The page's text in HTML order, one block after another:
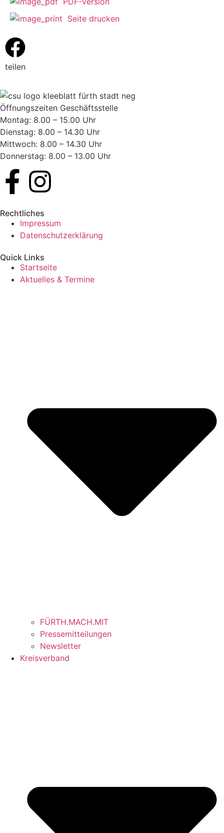
Seite drucken
teilen
Öffnungszeiten Geschäftsstelle
Montag: 8.00 – 15.00 Uhr
Dienstag: 8.00 – 14.30 Uhr
Mittwoch: 8.00 – 14.30 Uhr
Donnerstag: 8.00 – 13.00 Uhr
Rechtliches
Impressum
Datenschutzerklärung
Quick Links
Startseite
Aktuelles & Termine
FÜRTH.MACH.MIT
Pressemitteilungen
Newsletter
Kreisverband